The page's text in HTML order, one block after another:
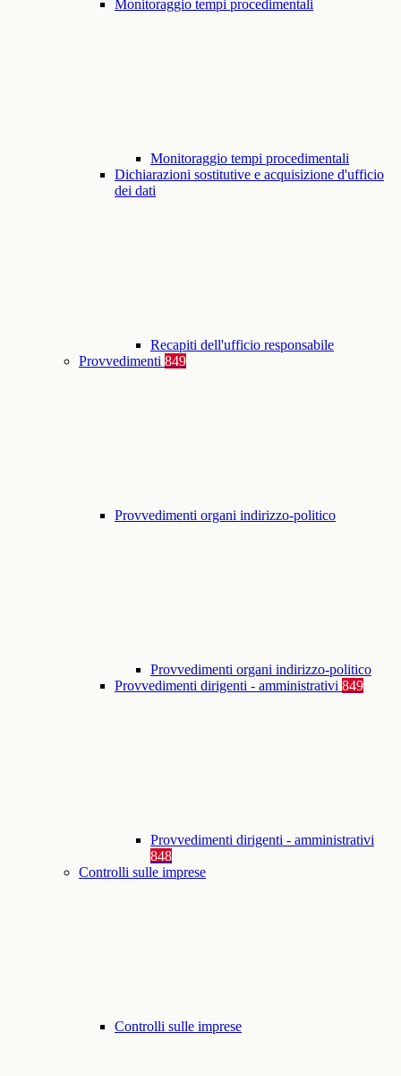
Monitoraggio tempi procedimentali
Monitoraggio tempi procedimentali
Dichiarazioni sostitutive e acquisizione d'ufficio
dei dati
Recapiti dell'ufficio responsabile
Provvedimenti 849
Provvedimenti organi indirizzo-politico
Provvedimenti organi indirizzo-politico
Provvedimenti dirigenti - amministrativi 849
Provvedimenti dirigenti - amministrativi
848
Controlli sulle imprese
Controlli sulle imprese